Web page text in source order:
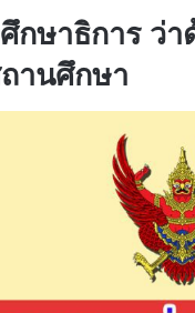
กษาธิการ ว่
านศึกษา